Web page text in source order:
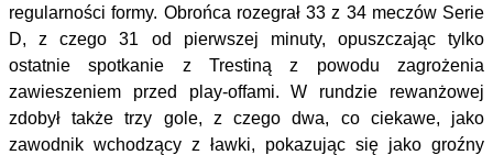
regularności formy. Obrońca rozegrał 33 z 34 meczów Serie
D, z czego 31 od pierwszej minuty, opuszczając tylko
ostatnie spotkanie z Trestiną z powodu zagrożenia
zawieszeniem przed play-offami. W rundzie rewanżowej
zdobył także trzy gole, z czego dwa, co ciekawe, jako
zawodnik wchodzący z ławki, pokazując się jako groźny